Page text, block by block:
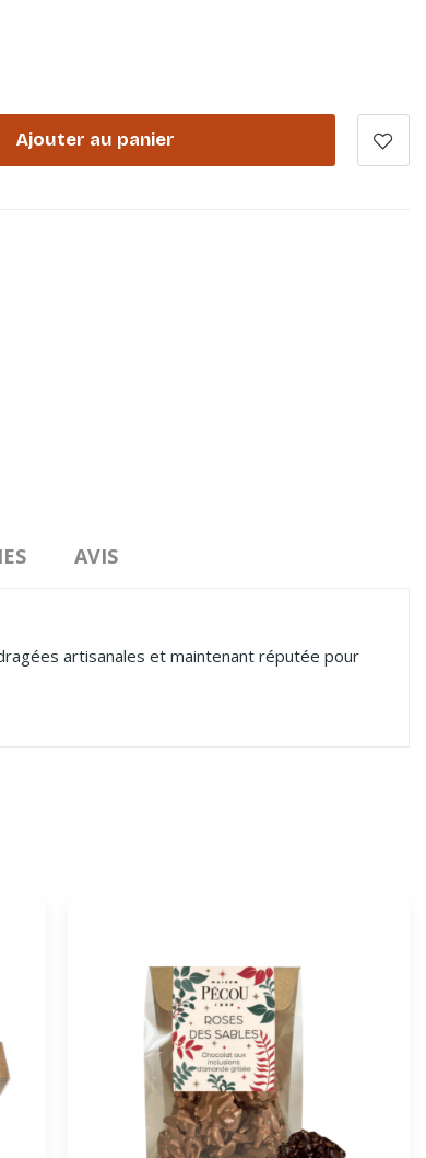
Ajouter au panier
AVIS
artisanales et maintenant réputée pour